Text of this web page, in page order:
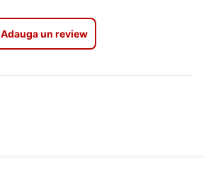
Adauga un review